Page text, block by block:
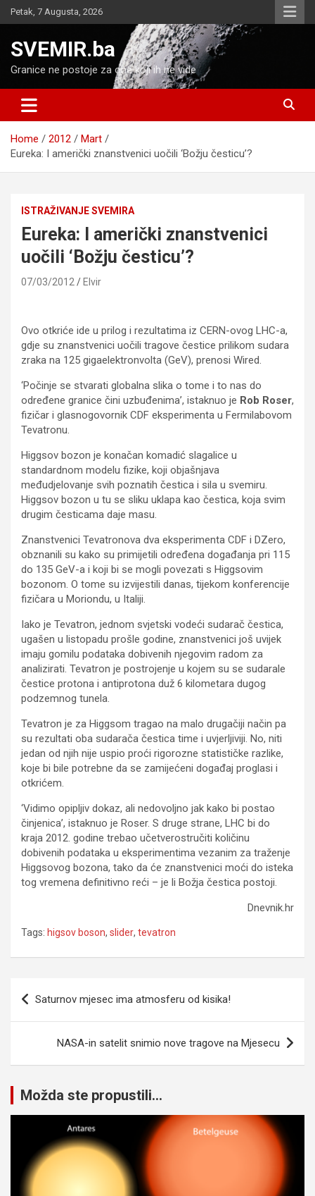
Skip
to
Petak, 7 Augusta, 2026
SVEMIR.ba
Granice ne postoje za one koji ih ne vide
Home 2012
Mart
Eureka: I američki znanstvenici uočili ‘Božju česticu’?
ISTRAŽIVANJE SVEMIRA
Eureka: I američki znanstvenici
uočili ‘Božju česticu’?
07/03/2012 Elvir
Ovo otkriće ide u prilog i rezultatima iz CERN-ovog LHC-a,
gdje su znanstvenici uočili tragove čestice prilikom sudara
zraka na 125 gigaelektronvolta (GeV), prenosi Wired.
‘Počinje se stvarati globalna slika o tome i to nas do
određene granice čini uzbuđenima’, istaknuo je Rob Roser,
fizičar i glasnogovornik CDF eksperimenta u Fermilabovom
Tevatronu.
Higgsov bozon je konačan komadić slagalice u
standardnom modelu fizike, koji objašnjava
međudjelovanje svih poznatih čestica i sila u svemiru.
Higgsov bozon u tu se sliku uklapa kao čestica, koja svim
drugim česticama daje masu.
Znanstvenici Tevatronova dva eksperimenta CDF i DZero,
obznanili su kako su primijetili određena događanja pri 115
do 135 GeV-a i koji bi se mogli povezati s Higgsovim
bozonom. O tome su izvijestili danas, tijekom konferencije
fizičara u Moriondu, u Italiji.
Iako je Tevatron, jednom svjetski vodeći sudarač čestica,
ugašen u listopadu prošle godine, znanstvenici još uvijek
imaju gomilu podataka dobivenih njegovim radom za
analizirati. Tevatron je postrojenje u kojem su se sudarale
čestice protona i antiprotona duž 6 kilometara dugog
podzemnog tunela.
Tevatron je za Higgsom tragao na malo drugačiji način pa
su rezultati oba sudarača čestica time i uvjerljiviji. No, niti
jedan od njih nije uspio proći rigorozne statističke razlike,
koje bi bile potrebne da se zamijećeni događaj proglasi i
otkrićem.
‘Vidimo opipljiv dokaz, ali nedovoljno jak kako bi postao
činjenica’, istaknuo je Roser. S druge strane, LHC bi do
kraja 2012. godine trebao učetverostručiti količinu
dobivenih podataka u eksperimentima vezanim za traženje
Higgsovog bozona, tako da će znanstvenici moći do isteka
tog vremena definitivno reći – je li Božja čestica postoji.
Dnevnik.hr
Tags: higsov boson, slider, tevatron
Navigacija
članaka
Saturnov mjesec ima atmosferu od kisika!
NASA-in satelit snimio nove tragove na Mjesecu
Možda ste propustili...